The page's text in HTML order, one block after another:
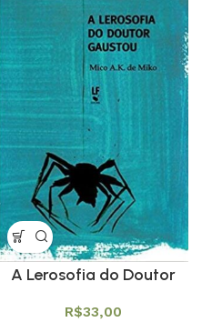
A Lerosofia do Doutor
R$33,00